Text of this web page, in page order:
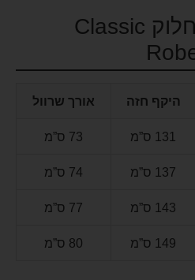
מדריך מידות – חלוק Classic
היקף חזה אורך שרוול
131 ס”מ 73 ס”מ
137 ס”מ 74 ס”מ
143 ס”מ 77 ס”מ
149 ס”מ 80 ס”מ